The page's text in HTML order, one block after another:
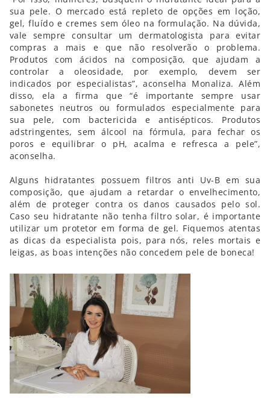
sua pele. O mercado está repleto de opções em loção,
gel, fluído e cremes sem óleo na formulação. Na dúvida,
vale sempre consultar um dermatologista para evitar
compras a mais e que não resolverão o problema.
Produtos com ácidos na composição, que ajudam a
controlar a oleosidade, por exemplo, devem ser
indicados por especialistas”, aconselha Monaliza. Além
disso, ela a firma que “é importante sempre usar
sabonetes neutros ou formulados especialmente para
sua pele, com bactericida e antisépticos. Produtos
adstringentes, sem álcool na fórmula, para fechar os
poros e equilibrar o pH, acalma e refresca a pele”,
aconselha.
Alguns hidratantes possuem filtros anti Uv-B em sua
composição, que ajudam a retardar o envelhecimento,
além de proteger contra os danos causados pelo sol.
Caso seu hidratante não tenha filtro solar, é importante
utilizar um protetor em forma de gel. Fiquemos atentas
as dicas da especialista pois, para nós, reles mortais e
leigas, as boas intenções não concedem pele de boneca!